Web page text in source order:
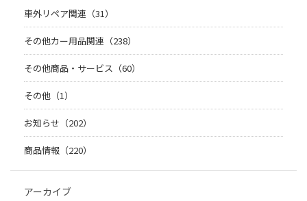
車外リペア関連（31）
その他カー用品関連（238）
その他商品・サービス（60）
その他（1）
お知らせ（202）
商品情報（220）
アーカイブ